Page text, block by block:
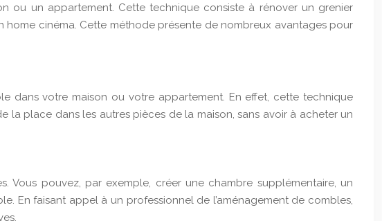
ou un appartement. Cette technique consiste à rénover un grenier
home cinéma. Cette méthode présente de nombreux avantages pour
dans votre maison ou votre appartement. En effet, cette technique
place dans les autres pièces de la maison, sans avoir à acheter un
Vous pouvez, par exemple, créer une chambre supplémentaire, un
En faisant appel à un professionnel de l’aménagement de combles,